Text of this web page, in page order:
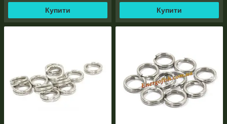
Купити Купити